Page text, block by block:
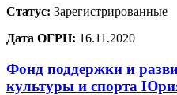
Статус: Зарегистрированные
Дата ОГРН: 16.11.2020
Фонд поддержки и
культуры и спорта